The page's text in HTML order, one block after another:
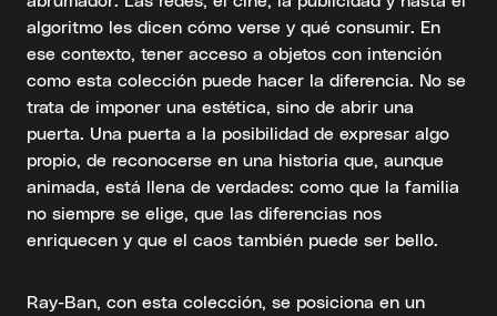
algoritmo les dicen cómo verse y qué consumir. En
ese contexto, tener acceso a objetos con intención
como esta colección puede hacer la diferencia. No se
trata de imponer una estética, sino de abrir una
puerta. Una puerta a la posibilidad de expresar algo
propio, de reconocerse en una historia que, aunque
animada, está llena de verdades: como que la familia
no siempre se elige, que las diferencias nos
enriquecen y que el caos también puede ser bello.
Ray-Ban, con esta colección, se posiciona en un